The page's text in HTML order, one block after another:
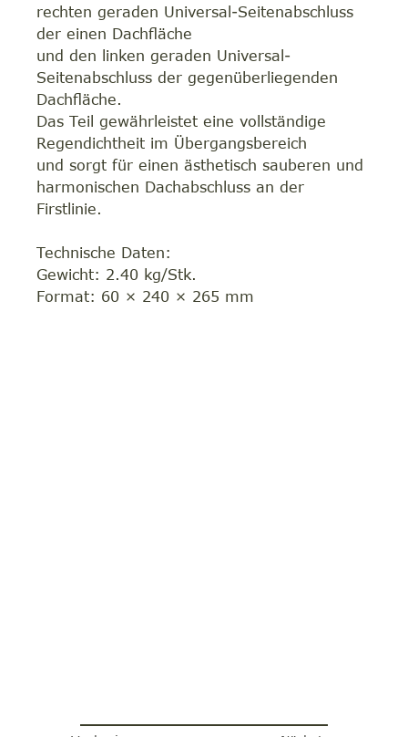
rechten geraden Universal-Seitenabschluss
der einen Dachfläche
und den linken geraden Universal-
Seitenabschluss der gegenüberliegenden
Dachfläche.
Das Teil gewährleistet eine vollständige
Regendichtheit im Übergangsbereich
und sorgt für einen ästhetisch sauberen und
harmonischen Dachabschluss an der
Firstlinie.
Technische Daten:
Gewicht: 2.40 kg/Stk.
Format: 60 × 240 × 265 mm